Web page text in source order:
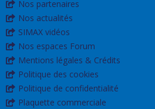
Nos partenaires
Nos actualités
SIMAX vidéos
Nos espaces Forum
Mentions légales & Crédits
Politique des cookies
Politique de confidentialité
Plaquette commerciale